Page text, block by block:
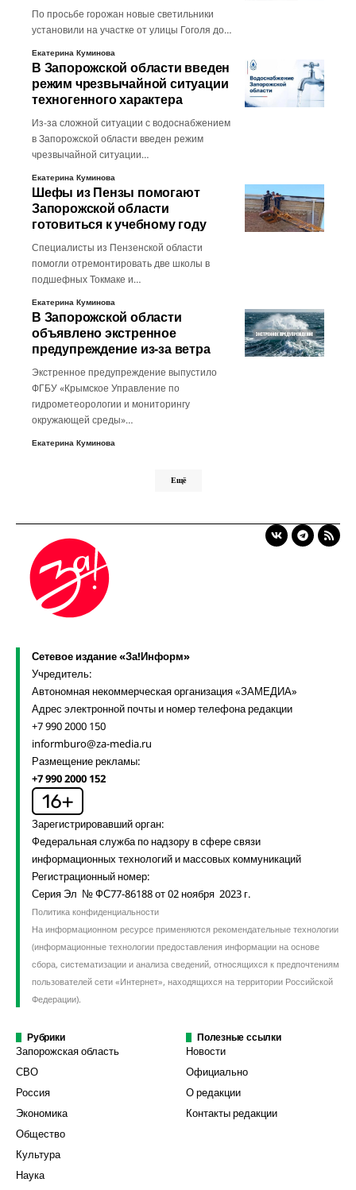
По просьбе горожан новые светильники
установили на участке от улицы Гоголя до…
Екатерина Куминова
В Запорожской области введен
режим чрезвычайной ситуации
техногенного характера
Из-за сложной ситуации с водоснабжением
в Запорожской области введен режим
чрезвычайной ситуации…
Екатерина Куминова
Шефы из Пензы помогают
Запорожской области
готовиться к учебному году
Специалисты из Пензенской области
помогли отремонтировать две школы в
подшефных Токмаке и…
Екатерина Куминова
В Запорожской области
объявлено экстренное
предупреждение из-за ветра
Экстренное предупреждение выпустило
ФГБУ «Крымское Управление по
гидрометеорологии и мониторингу
окружающей среды»…
Екатерина Куминова
Ещё
Сетевое издание «За!Информ»
Учредитель:
Автономная некоммерческая организация «ЗАМЕДИА»
Адрес электронной почты и номер телефона редакции
+7 990 2000 150
informburo@za-media.ru
Размещение рекламы:
+7 990 2000 152
Зарегистрировавший орган:
Федеральная служба по надзору в сфере связи
информационных технологий и массовых коммуникаций
Регистрационный номер:
Серия Эл № ФС77-86188 от 02 ноября 2023 г.
Политика конфиденциальности
На информационном ресурсе применяются рекомендательные технологии
(информационные технологии предоставления информации на основе
сбора, систематизации и анализа сведений, относящихся к предпочтениям
пользователей сети «Интернет», находящихся на территории Российской
Федерации).
Рубрики
Запорожская область
СВО
Россия
Экономика
Общество
Культура
Наука
Полезные ссылки
Новости
Официально
О редакции
Контакты редакции